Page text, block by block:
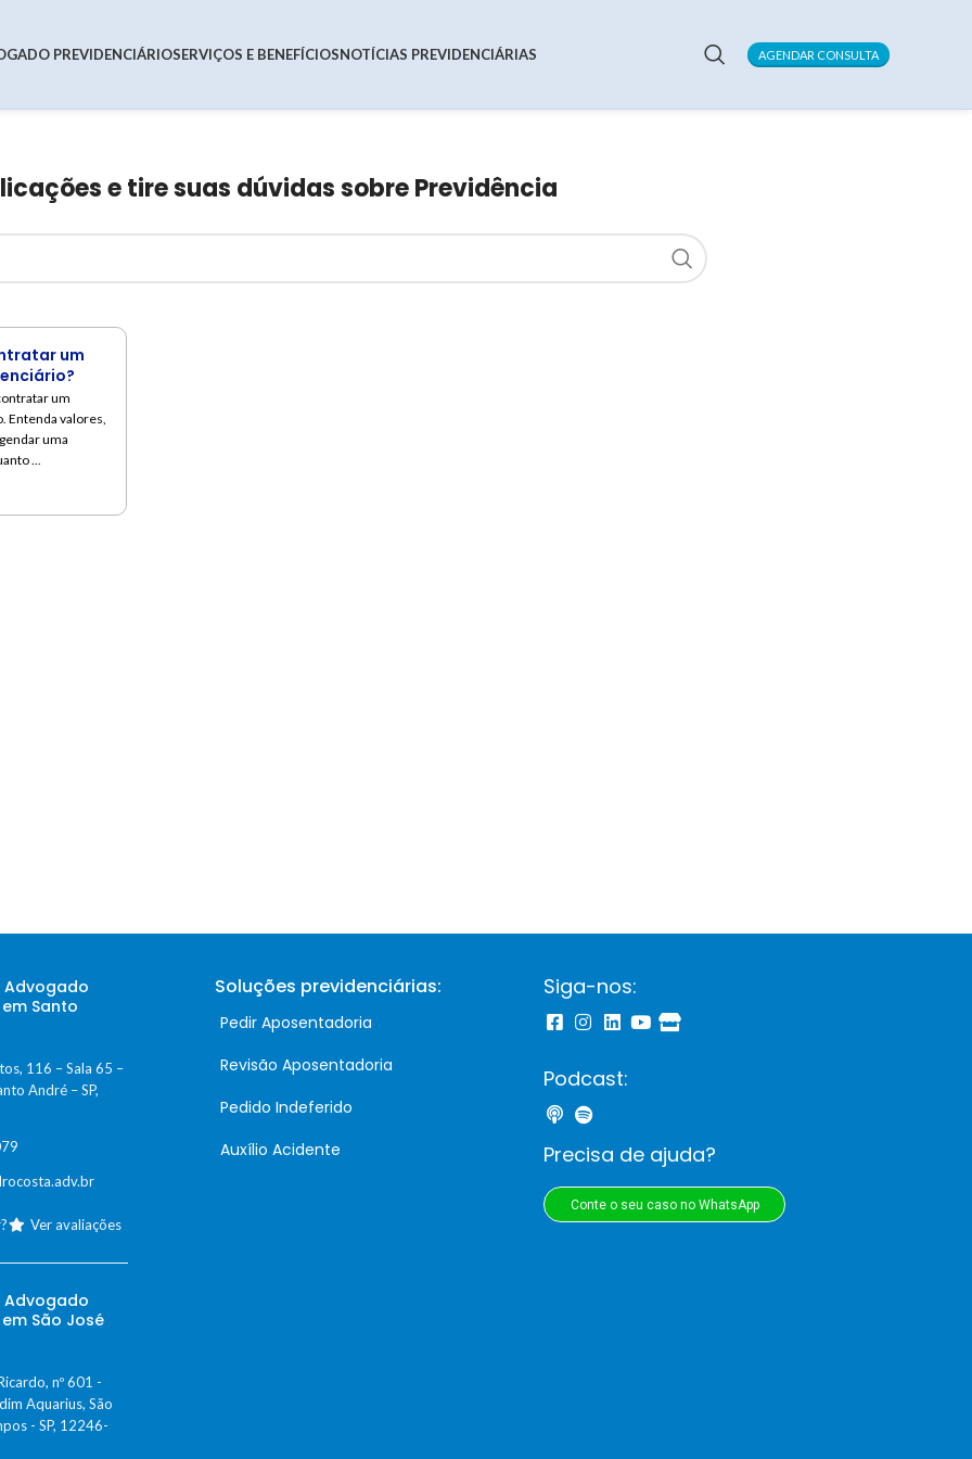
PREVIDENCIÁRIOSERVIÇOS E BENEFÍCIOSNOTÍCIAS PREVIDENCIÁRIAS AGENDAR CONSULTA
e tire suas dúvidas sobre Previdência
um
um
Entenda valores,
uma
...
Advogado
Santo
116 – Sala 65 –
André – SP,
Ver avaliações
Advogado
São José
nº 601 -
Aquarius, São
- SP, 12246-
Soluções previdenciárias:
Pedir Aposentadoria
Revisão Aposentadoria
Pedido Indeferido
Auxílio Acidente
Siga-nos:
Podcast:
Precisa de ajuda?
Conte o seu caso no WhatsApp